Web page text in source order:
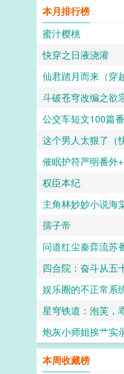
本月排行榜
蜜汁樱桃
快穿之日液浇灌
仙君踏月而来（穿
斗破苍穹改编之欲
公交车短文100篇
这个男人太狠了（
催眠护符严明番外
权臣本纪
主角林妙妙小说海
孺子帝
问道红尘秦弈流苏
四合院：奋斗从五
星穹铁道：泡芙，
炮灰小师姐挨艹实
本周收藏榜